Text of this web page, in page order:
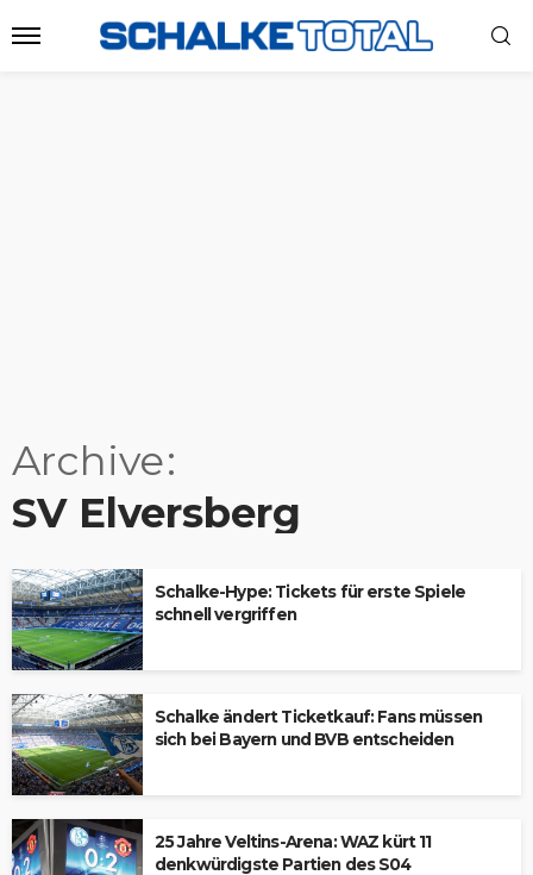
Archive
SV Elversberg
Schalke-Hype: Tickets für erste Spiele
schnell vergriffen
Schalke ändert Ticketkauf: Fans müssen
sich bei Bayern und BVB entscheiden
25 Jahre Veltins-Arena: WAZ kürt 11
denkwürdigste Partien des S04